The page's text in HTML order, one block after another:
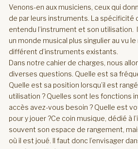
Venons-en aux musiciens, ceux qui
de par leurs instruments. La spécificité
entendu l’instrument et son utilisation.
un monde musical plus singulier au vu
différent d’instruments existants.
Dans notre cahier de charges, nous
diverses questions. Quelle est sa
Quelle est sa position lorsqu’il est
utilisation ? Quelles sont les fonctions
accès avez-vous besoin ? Quelle est
pour y jouer ?Ce coin musique, dédié à
souvent son espace de rangement,
où il est joué. Il faut donc l’envisager